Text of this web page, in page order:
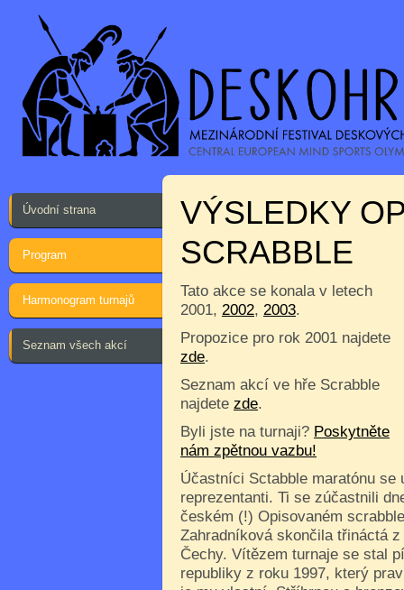
Úvodní strana
Program
Harmonogram turnajů
Seznam všech akcí
VÝSLEDKY
SCRABBLE
Tato akce se konala v letech
2001, 2002, 2003.
Propozice pro rok 2001 najdete
zde.
Seznam akcí ve hře Scrabble
najdete zde.
Byli jste na turnaji? Poskytněte
nám zpětnou vazbu!
Účastníci Sctabble maratónu
reprezentanti. Ti se zúčastnili
českém (!) Opisovaném
Zahradníková skončila třináctá
Čechy. Vítězem turnaje se stal
republiky z roku 1997, který